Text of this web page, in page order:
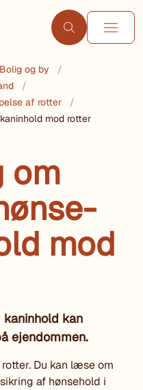
Bolig og by
af rotter
mod rotter
om
mod
kan
ejendommen.
Du kan læse om
af hønsehold i